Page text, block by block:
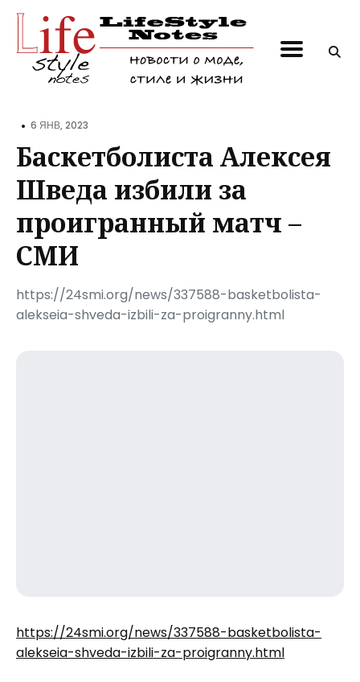
Поиск
• 6 ЯНВ, 2023
Баскетболиста Алексея
Шведа избили за
проигранный матч –
СМИ
https://24smi.org/news/337588-basketbolista-
alekseia-shveda-izbili-za-proigranny.html
https://24smi.org/news/337588-basketbolista-
alekseia-shveda-izbili-za-proigranny.html